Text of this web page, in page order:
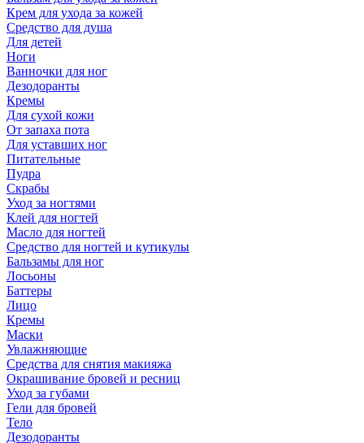
Крем для ухода за кожей
Средство для душа
Для детей
Ноги
Ванночки для ног
Дезодоранты
Кремы
Для сухой кожи
От запаха пота
Для уставших ног
Питательные
Пудра
Скрабы
Уход за ногтями
Клей для ногтей
Масло для ногтей
Средство для ногтей и кутикулы
Бальзамы для ног
Лосьоны
Баттеры
Лицо
Кремы
Маски
Увлажняющие
Средства для снятия макияжа
Окрашивание бровей и ресниц
Уход за губами
Гели для бровей
Тело
Дезодоранты